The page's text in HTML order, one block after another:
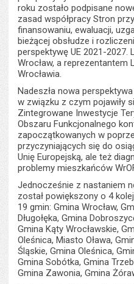
roku zostało podpisane
zasad współpracy Stron
finansowaniu, ewaluacji,
bieżącej obsłudze i
perspektywę UE 2021-2027.
Wrocław, a reprezentantem
Wrocławia.
Nadeszła nowa
w związku z czym pojawiły
Zintegrowane Inwestycje
Obszaru Funkcjonalnego
zapoczątkowanych w
przyczyniających się do
Unię Europejską, ale też
problemy mieszkańców
Jednocześnie z nastaniem
został powiększony o 4
19 gmin: Gmina Wrocław,
Długołęka, Gmina
Gmina Kąty Wrocławskie,
Oleśnica, Miasto Oława,
Śląskie, Gmina Oleśnica,
Gmina Sobótka, Gmina
Gmina Zawonia, Gmina